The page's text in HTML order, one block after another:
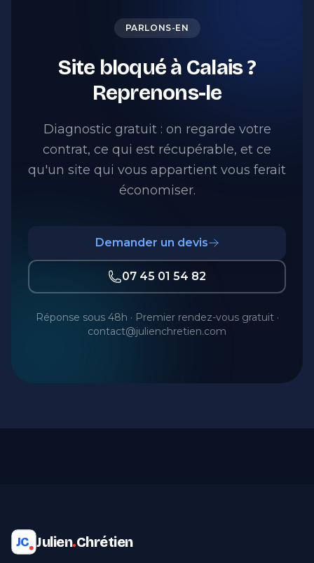
PARLONS-EN
Site bloqué à Calais ?
Reprenons-le
Diagnostic gratuit : on regarde votre
contrat, ce qui est récupérable, et ce
qu'un site qui vous appartient vous ferait
économiser.
Demander un devis
07 45 01 54 82
Réponse sous 48h · Premier rendez-vous gratuit ·
contact@julienchretien.com
JC Julien.Chrétien